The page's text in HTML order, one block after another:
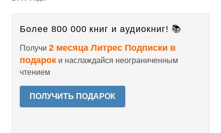
Более 800 000 книг и аудиокниг! 📚
Получи 2 месяца Литрес Подписки в
подарок и наслаждайся неограниченным
чтением
ПОЛУЧИТЬ ПОДАРОК